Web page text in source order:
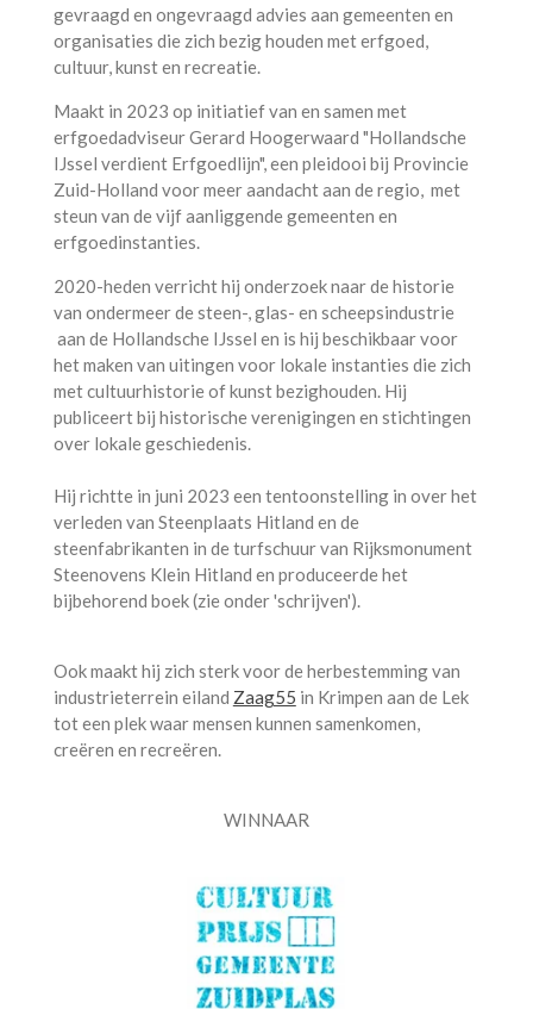
gevraagd en ongevraagd advies aan gemeenten en
organisaties die zich bezig houden met erfgoed,
cultuur, kunst en recreatie.
Maakt in 2023 op initiatief van en samen met
erfgoedadviseur Gerard Hoogerwaard "Hollandsche
IJssel verdient Erfgoedlijn", een pleidooi bij Provincie
Zuid-Holland voor meer aandacht aan de regio, met
steun van de vijf aanliggende gemeenten en
erfgoedinstanties.
2020-heden verricht hij onderzoek naar de historie
van ondermeer de steen-, glas- en scheepsindustrie
aan de Hollandsche IJssel en is hij beschikbaar voor
het maken van uitingen voor lokale instanties die zich
met cultuurhistorie of kunst bezighouden. Hij
publiceert bij historische verenigingen en stichtingen
over lokale geschiedenis.
Hij richtte in juni 2023 een tentoonstelling in over het
verleden van Steenplaats Hitland en de
steenfabrikanten in de turfschuur van Rijksmonument
Steenovens Klein Hitland en produceerde het
bijbehorend boek (zie onder 'schrijven').
Ook maakt hij zich sterk voor de herbestemming van
industrieterrein eiland Zaag55 in Krimpen aan de Lek
tot een plek waar mensen kunnen samenkomen,
creëren en recreëren.
WINNAAR